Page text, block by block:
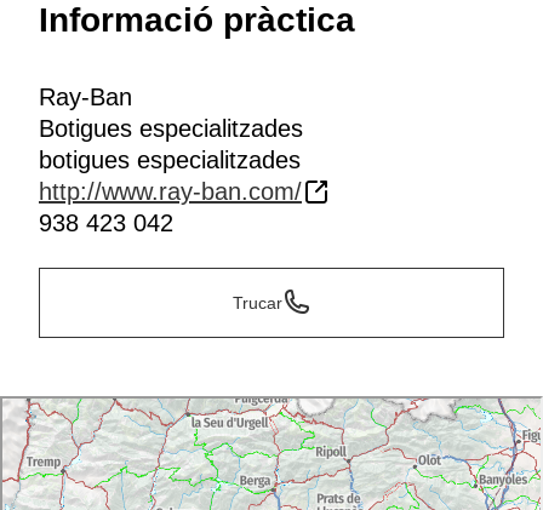
Informació pràctica
Ray-Ban
Botigues especialitzades
botigues especialitzades
http://www.ray-ban.com/
938 423 042
Trucar